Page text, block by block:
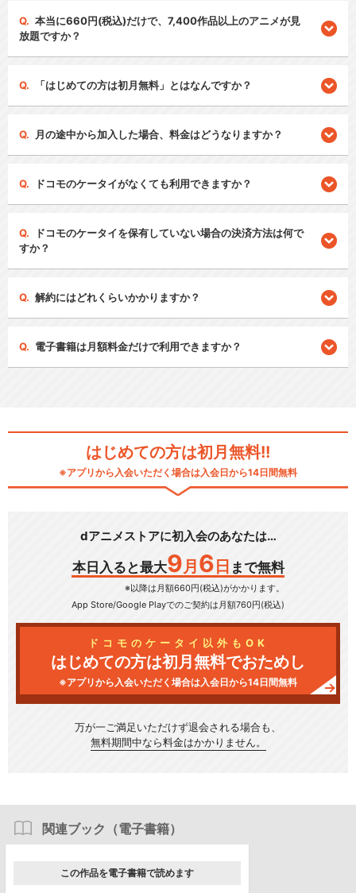
本当に660円(税込)だけで、7,400作品以上のアニメが見
放題ですか？
「はじめての方は初月無料」とはなんですか？
月の途中から加入した場合、料金はどうなりますか？
ドコモのケータイがなくても利用できますか？
ドコモのケータイを保有していない場合の決済方法は何で
すか？
解約にはどれくらいかかりますか？
電子書籍は月額料金だけで利用できますか？
はじめての方は初月無料!!
※アプリから入会いただく場合は入会日から14日間無料
dアニメストアに初入会のあなたは…
本日入ると最大9 月 6 日 まで無料
※以降は月額660円(税込)がかかります。
App Store/Google Playでのご契約は月額760円(税込)
ドコモのケータイ以外もOK
はじめての方は初月無料でおためし
※アプリから入会いただく場合は入会日から14日間無料
万が一ご満足いただけず退会される場合も、
無料期間中なら料金はかかりません。
関連ブック（電子書籍）
この作品を電子書籍で読めます